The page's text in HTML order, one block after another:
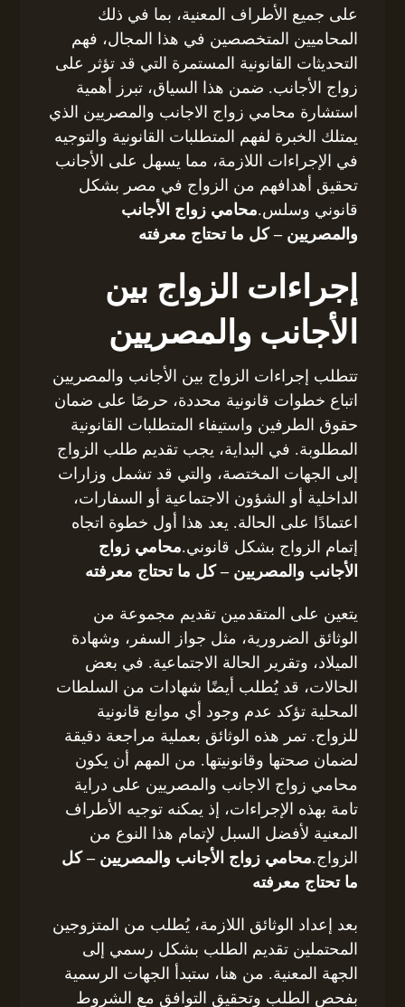
على جميع الأطراف المعنية، بما في ذلك
المحاميين المتخصصين في هذا المجال، فهم
التحديثات القانونية المستمرة التي قد تؤثر على
زواج الأجانب. ضمن هذا السياق، تبرز أهمية
استشارة محامي زواج الاجانب والمصريين الذي
يمتلك الخبرة لفهم المتطلبات القانونية والتوجيه
في الإجراءات اللازمة، مما يسهل على الأجانب
تحقيق أهدافهم من الزواج في مصر بشكل
قانوني وسلس.محامي زواج الأجانب
والمصريين – كل ما تحتاج معرفته
إجراءات الزواج بين
الأجانب والمصريين
تتطلب إجراءات الزواج بين الأجانب والمصريين
اتباع خطوات قانونية محددة، حرصًا على ضمان
حقوق الطرفين واستيفاء المتطلبات القانونية
المطلوبة. في البداية، يجب تقديم طلب الزواج
إلى الجهات المختصة، والتي قد تشمل وزارات
الداخلية أو الشؤون الاجتماعية أو السفارات،
اعتمادًا على الحالة. يعد هذا أول خطوة اتجاه
إتمام الزواج بشكل قانوني.محامي زواج
الأجانب والمصريين – كل ما تحتاج معرفته
يتعين على المتقدمين تقديم مجموعة من
الوثائق الضرورية، مثل جواز السفر، وشهادة
الميلاد، وتقرير الحالة الاجتماعية. في بعض
الحالات، قد يُطلب أيضًا شهادات من السلطات
المحلية تؤكد عدم وجود أي موانع قانونية
للزواج. تمر هذه الوثائق بعملية مراجعة دقيقة
لضمان صحتها وقانونيتها. من المهم أن يكون
محامي زواج الاجانب والمصريين على دراية
تامة بهذه الإجراءات، إذ يمكنه توجيه الأطراف
المعنية لأفضل السبل لإتمام هذا النوع من
الزواج.محامي زواج الأجانب والمصريين – كل
ما تحتاج معرفته
بعد إعداد الوثائق اللازمة، يُطلب من المتزوجين
المحتملين تقديم الطلب بشكل رسمي إلى
الجهة المعنية. من هنا، ستبدأ الجهات الرسمية
بفحص الطلب وتحقيق التوافق مع الشروط